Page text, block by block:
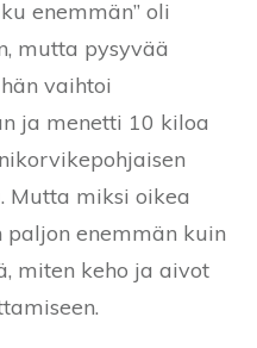
enemmän” oli
mutta pysyvää
vaihtoi
ja menetti 10 kiloa
Mutta miksi oikea
enemmän kuin
miten keho ja aivot